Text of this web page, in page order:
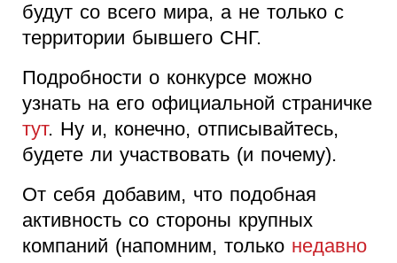
будут со всего мира, а не только с
территории бывшего СНГ.
Подробности о конкурсе можно
узнать на его официальной страничке
тут. Ну и, конечно, отписывайтесь,
будете ли участвовать (и почему).
От себя добавим, что подобная
активность со стороны крупных
компаний (напомним, только недавно